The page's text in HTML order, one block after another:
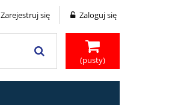
Zarejestruj się Zaloguj się
(pusty)